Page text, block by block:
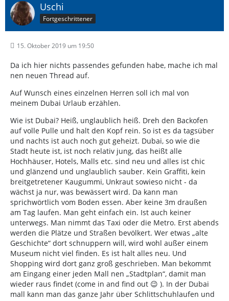
Uschi
Fortgeschrittener
15. Oktober 2019 um 19:50
Da ich hier nichts passendes gefunden habe, mache ich mal
nen neuen Thread auf.
Auf Wunsch eines einzelnen Herren soll ich mal von
meinem Dubai Urlaub erzählen.
Wie ist Dubai? Heiß, unglaublich heiß. Dreh den Backofen
auf volle Pulle und halt den Kopf rein. So ist es da tagsüber
und nachts ist auch noch gut geheizt. Dubai, so wie die
Stadt heute ist, ist noch relativ jung, das heißt alle
Hochhäuser, Hotels, Malls etc. sind neu und alles ist chic
und glänzend und unglaublich sauber. Kein Graffiti, kein
breitgetretener Kaugummi, Unkraut sowieso nicht - da
wächst ja nur, was bewässert wird. Da kann man
sprichwörtlich vom Boden essen. Aber keine 3m draußen
am Tag laufen. Man geht einfach ein. Ist auch keiner
unterwegs. Man nimmt das Taxi oder die Metro. Erst abends
werden die Plätze und Straßen bevölkert. Wer etwas „alte
Geschichte“ dort schnuppern will, wird wohl außer einem
Museum nicht viel finden. Es ist halt alles neu. Und
Shopping wird dort ganz groß geschrieben. Man bekommt
am Eingang einer jeden Mall nen „Stadtplan“, damit man
wieder raus findet (come in and find out 😉 ). In der Dubai
mall kann man das ganze Jahr über Schlittschuhlaufen und